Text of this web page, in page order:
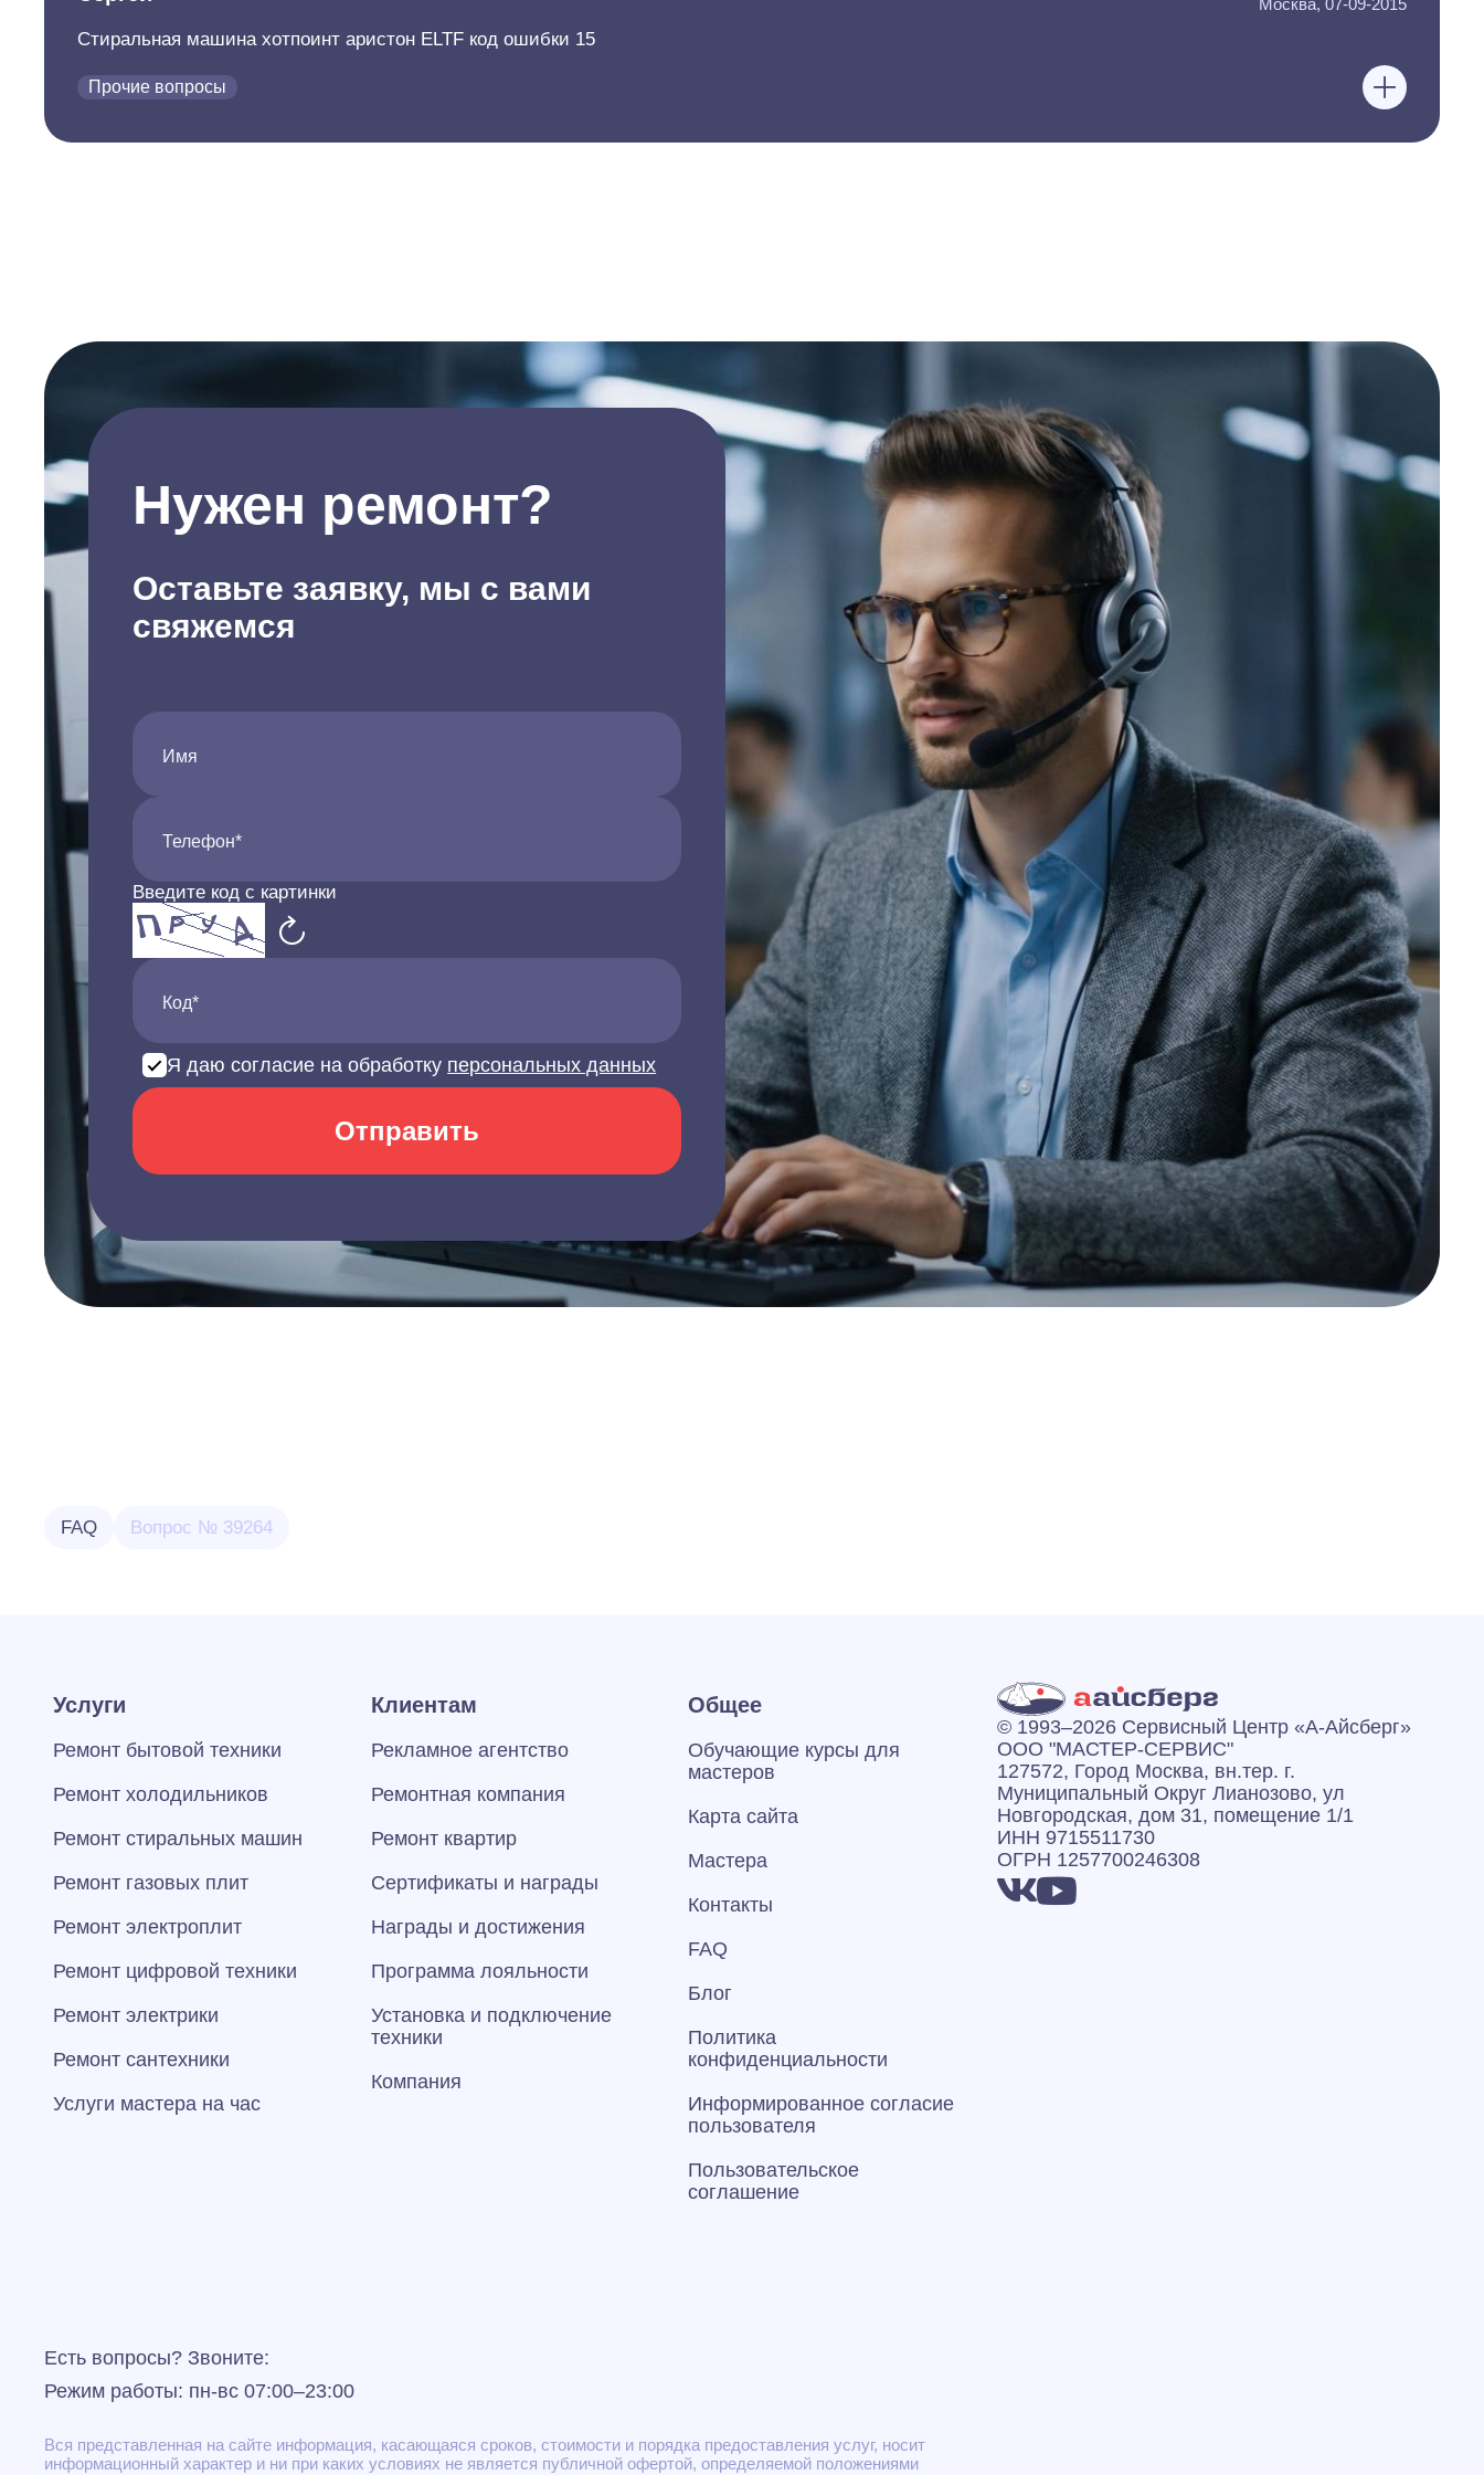
Москва, 07-09-2015
Стиральная машина хотпоинт аристон ELTF код ошибки 15
Прочие вопросы
Нужен ремонт?
Оставьте заявку, мы с вами
свяжемся
Имя
Телефон*
Введите код с картинки
Код*
Я даю согласие на обработку персональных данных
Отправить
FAQ Вопрос № 39264
Услуги
Ремонт бытовой техники
Ремонт холодильников
Ремонт стиральных машин
Ремонт газовых плит
Ремонт электроплит
Ремонт цифровой техники
Ремонт электрики
Ремонт сантехники
Услуги мастера на час
Клиентам
Рекламное агентство
Ремонтная компания
Ремонт квартир
Сертификаты и награды
Награды и достижения
Программа лояльности
Установка и подключение
техники
Компания
Общее
Обучающие курсы для
мастеров
Карта сайта
Мастера
Контакты
FAQ
Блог
Политика
конфиденциальности
Информированное согласие
пользователя
Пользовательское
соглашение
© 1993–2026 Сервисный Центр «А‑Айсберг»
ООО "МАСТЕР-СЕРВИС"
127572, Город Москва, вн.тер. г.
Муниципальный Округ Лианозово, ул
Новгородская, дом 31, помещение 1/1
ИНН 9715511730
ОГРН 1257700246308
Есть вопросы? Звоните:
Режим работы: пн-вс 07:00–23:00
Вся представленная на сайте информация, касающаяся сроков, стоимости и порядка предоставления услуг, носит
информационный характер и ни при каких условиях не является публичной офертой, определяемой положениями